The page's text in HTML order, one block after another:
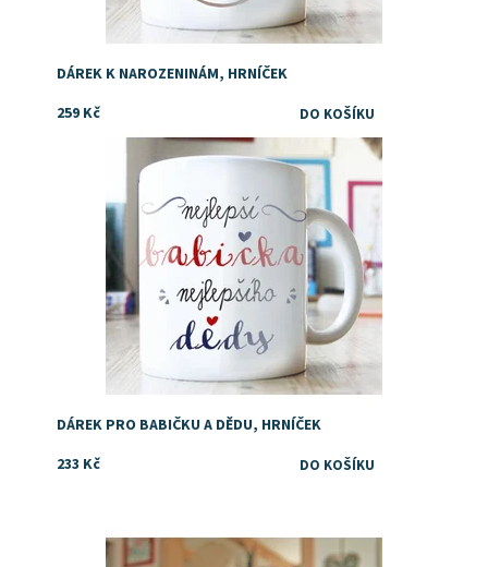
DÁREK K NAROZENINÁM, HRNÍČEK
259 Kč
Dostupnost:
Skladem
DÁREK PRO BABIČKU A DĚDU, HRNÍČEK
233 Kč
Dostupnost: Skladem